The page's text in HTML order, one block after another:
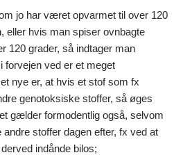
jo har været opvarmet til over 120
eller hvis man spiser ovnbagte
120 grader, så indtager man
forvejen ved er et meget
nye er, at hvis et stof som fx
genotoksiske stoffer, så øges
gælder formodentlig også, selvom
stoffer dagen efter, fx ved at
indånde bilos;